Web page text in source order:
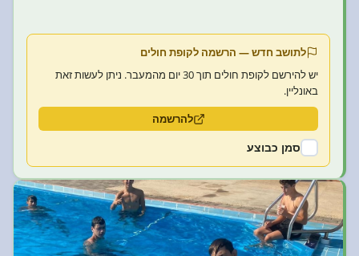
לתושב חדש — הרשמה לקופת חולים
יש להירשם לקופת חולים תוך 30 יום מהמעבר. ניתן לעשות זאת
באונליין.
להרשמה
סמן כבוצע